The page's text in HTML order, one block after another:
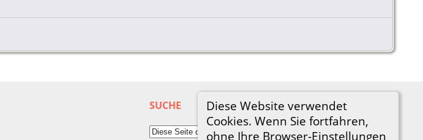
Diese Website verwendet
Cookies. Wenn Sie fortfahren,
ohne Ihre Browser-Einstellungen
SUCHE